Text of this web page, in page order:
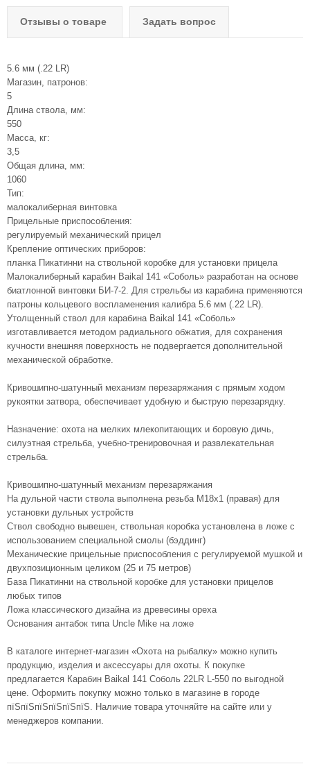
Отзывы о товаре Задать вопрос
5.6 мм (.22 LR)
Магазин, патронов:
5
Длина ствола, мм:
550
Масса, кг:
3,5
Общая длина, мм:
1060
Тип:
малокалиберная винтовка
Прицельные приспособления:
регулируемый механический прицел
Крепление оптических приборов:
планка Пикатинни на ствольной коробке для установки прицела
Малокалиберный карабин Baikal 141 «Соболь» разработан на основе
биатлонной винтовки БИ-7-2. Для стрельбы из карабина применяются
патроны кольцевого воспламенения калибра 5.6 мм (.22 LR).
Утолщенный ствол для карабина Baikal 141 «Соболь»
изготавливается методом радиального обжатия, для сохранения
кучности внешняя поверхность не подвергается дополнительной
механической обработке.
Кривошипно-шатунный механизм перезаряжания с прямым ходом
рукоятки затвора, обеспечивает удобную и быструю перезарядку.
Назначение: охота на мелких млекопитающих и боровую дичь,
силуэтная стрельба, учебно-тренировочная и развлекательная
стрельба.
Кривошипно-шатунный механизм перезаряжания
На дульной части ствола выполнена резьба М18х1 (правая) для
установки дульных устройств
Ствол свободно вывешен, ствольная коробка установлена в ложе с
использованием специальной смолы (бэддинг)
Механические прицельные приспособления с регулируемой мушкой и
двухпозиционным целиком (25 и 75 метров)
База Пикатинни на ствольной коробке для установки прицелов
любых типов
Ложа классического дизайна из древесины ореха
Основания антабок типа Unсle Mike на ложе
В каталоге интернет-магазин «Охота на рыбалку» можно купить
продукцию, изделия и аксессуары для охоты. К покупке
предлагается Карабин Baikal 141 Соболь 22LR L-550 по выгодной
цене. Оформить покупку можно только в магазине в городе
пїЅпїЅпїЅпїЅпїЅпїЅ. Наличие товара уточняйте на сайте или у
менеджеров компании.